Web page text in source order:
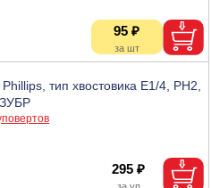
95 ₽
тип хвостовика Е1/4, PH2,
295 ₽